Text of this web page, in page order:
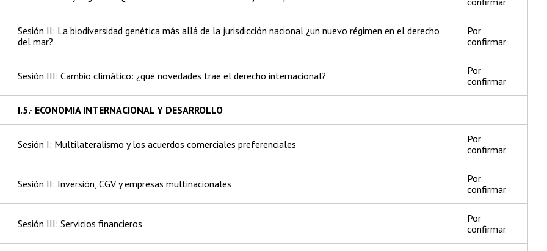
Sesión II: La biodiversidad genética más allá de la jurisdicción nacional ¿un nuevo régimen en el derecho
del mar?
Por
confirmar
Sesión III: Cambio climático: ¿qué novedades trae el derecho internacional?
Por
confirmar
I.5.- ECONOMIA INTERNACIONAL Y DESARROLLO
Sesión I: Multilateralismo y los acuerdos comerciales preferenciales
Por
confirmar
Sesión II: Inversión, CGV y empresas multinacionales
Por
confirmar
Sesión III: Servicios financieros
Por
confirmar